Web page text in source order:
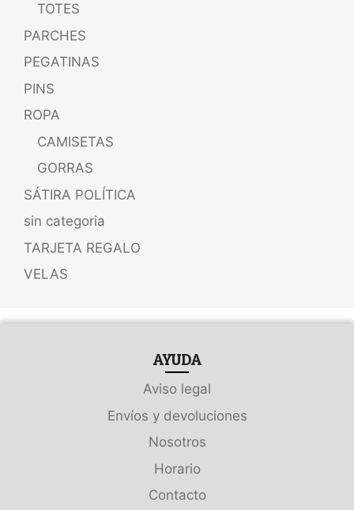
TOTES
PARCHES
PEGATINAS
PINS
ROPA
CAMISETAS
GORRAS
SÁTIRA POLÍTICA
sin categoria
TARJETA REGALO
VELAS
AYUDA
Aviso legal
Envíos y devoluciones
Nosotros
Horario
Contacto